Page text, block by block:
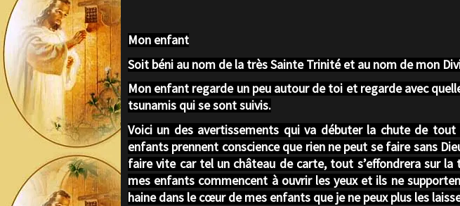
Mon enfant
Soit béni au nom de la très Sainte Trinité et au nom de mon
Mon enfant regarde un peu autour de toi et regarde avec
tsunamis qui se sont suivis.
Voici un des avertissements qui va débuter la chute de
enfants prennent conscience que rien ne peut se faire sans
faire vite car tel un château de carte, tout s’effondrera sur
mes enfants commencent à ouvrir les yeux et ils ne
haine dans le cœur de mes enfants que je ne peux plus les